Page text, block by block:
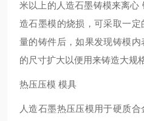
米以上的人造石墨铸模来离心
造石墨模的烧损，可采取一
量的铸件后，如果发现铸模
的尺寸扩大以便用来铸造大规
热压压模 模具
人造石墨热压压模用于硬质